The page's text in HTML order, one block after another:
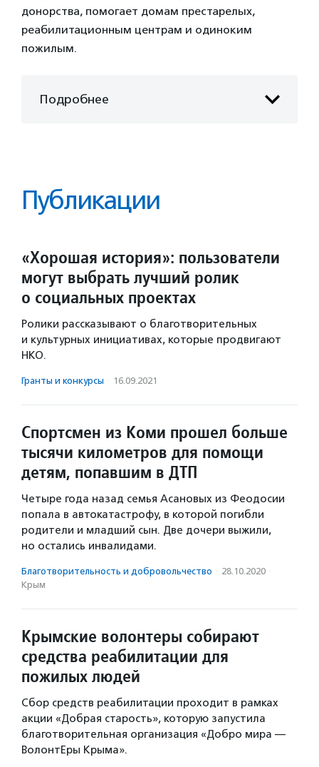
донорства, помогает домам престарелых,
реабилитационным центрам и одиноким
пожилым.
Подробнее
Публикации
«Хорошая история»: пользователи
могут выбрать лучший ролик
о социальных проектах
Ролики рассказывают о благотворительных
и культурных инициативах, которые продвигают
НКО.
Гранты и конкурсы · 16.09.2021
Спортсмен из Коми прошел больше
тысячи километров для помощи
детям, попавшим в ДТП
Четыре года назад семья Асановых из Феодосии
попала в автокатастрофу, в которой погибли
родители и младший сын. Две дочери выжили,
но остались инвалидами.
Благотвори­тель­ность и доброволь­чест­во · 28.10.2020 ·
Крым
Крымские волонтеры собирают
средства реабилитации для
пожилых людей
Сбор средств реабилитации проходит в рамках
акции «Добрая старость», которую запустила
благотворительная организация «Добро мира —
ВолонтЕры Крыма».